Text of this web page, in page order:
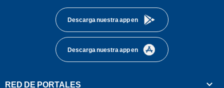
Descarga nuestra app en
Descarga nuestra app en
RED DE PORTALES